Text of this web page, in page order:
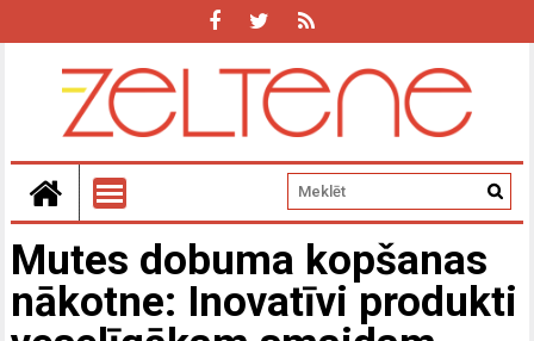
Mutes dobuma kopšanas
nākotne: Inovatīvi produkti